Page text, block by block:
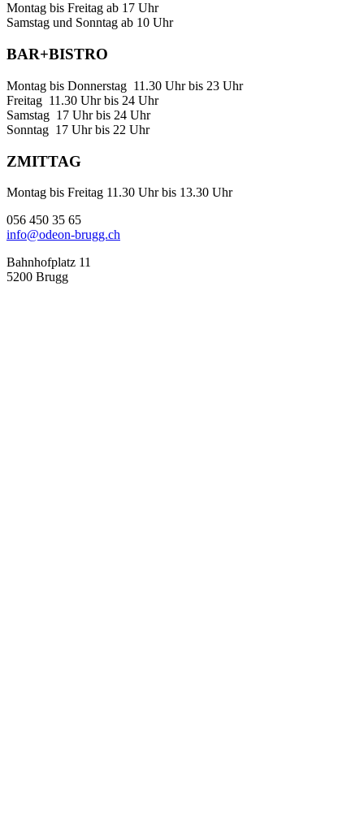
Montag bis Freitag ab 17 Uhr
Samstag und Sonntag ab 10 Uhr
BAR+BISTRO
Montag bis Donnerstag 11.30 Uhr bis 23 Uhr
Freitag 11.30 Uhr bis 24 Uhr
Samstag 17 Uhr bis 24 Uhr
Sonntag 17 Uhr bis 22 Uhr
ZMITTAG
Montag bis Freitag 11.30 Uhr bis 13.30 Uhr
056 450 35 65
info@odeon-brugg.ch
Bahnhofplatz 11
5200 Brugg